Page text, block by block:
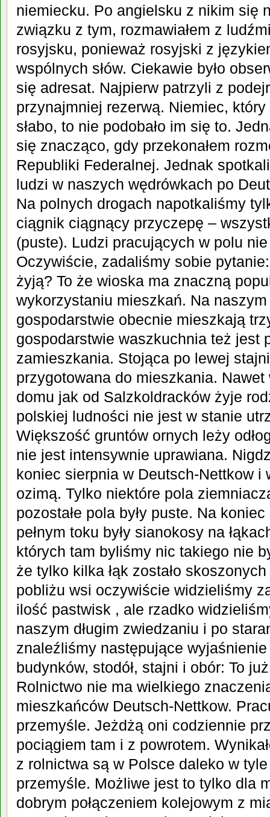
niemiecku. Po angielsku z nikim się
związku z tym, rozmawiałem z
rosyjsku, ponieważ rosyjski z
wspólnych słów. Ciekawie było
się adresat. Najpierw patrzyli z
przynajmniej rezerwą. Niemiec,
słabo, to nie podobało im się to.
się znacząco, gdy przekonałem
Republiki Federalnej. Jednak
ludzi w naszych wędrówkach po
Na polnych drogach napotkaliśmy
ciągnik ciągnący przyczepę – wsz
(puste). Ludzi pracujących w polu
Oczywiście, zadaliśmy sobie
żyją? To że wioska ma znaczną
wykorzystaniu mieszkań. Na
gospodarstwie obecnie mieszkają
gospodarstwie waszkuchnia też jest
zamieszkania. Stojąca po lewej
przygotowana do mieszkania.
domu jak od Salzkoldracków żyje
polskiej ludności nie jest w stanie
Większość gruntów ornych leży
nie jest intensywnie uprawiana.
koniec sierpnia w Deutsch-Nettkow i
ozimą. Tylko niektóre pola
pozostałe pola były puste. Na
pełnym toku były sianokosy na
których tam byliśmy nic takiego nie
że tylko kilka łąk zostało
pobliżu wsi oczywiście widzieliśmy
ilość pastwisk , ale rzadko
naszym długim zwiedzaniu i po
znaleźliśmy następujące
budynków, stodół, stajni i obór: To
Rolnictwo nie ma wielkiego
mieszkańców Deutsch-Nettkow.
przemyśle. Jeżdżą oni codziennie
pociągiem tam i z powrotem. Wynikał
z rolnictwa są w Polsce daleko w
przemyśle. Możliwe jest to tylko dla
dobrym połączeniem kolejowym z